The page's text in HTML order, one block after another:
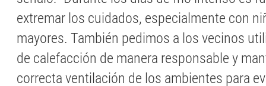
extremar los cuidados, especialmente con
mayores. También pedimos a los vecinos
de calefacción de manera responsable y
correcta ventilación de los ambientes para